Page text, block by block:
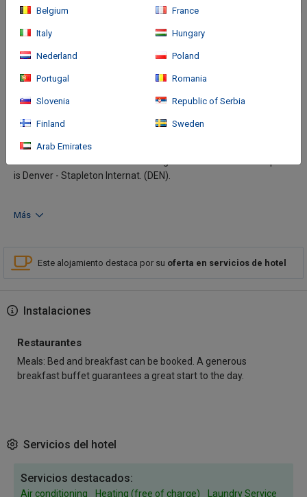
Cómo llegar
is Denver - Stapleton Internat. (DEN).
Más
Este alojamiento destaca por su oferta en servicios de hotel
Instalaciones
Restaurantes
Meals: Bed and breakfast can be booked. A generous
breakfast buffet guarantees a great start to the day.
Servicios del hotel
Servicios destacados:
Air conditioning Heating (free of charge)
Laundry Service
Belgium France
Italy Hungary
Nederland Poland
Portugal Romania
Slovenia Republic of Serbia
Finland Sweden
Arab Emirates